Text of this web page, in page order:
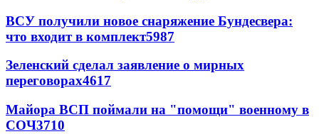
ВСУ получили новое снаряжение Бундесвера:
что входит в комплект5987
Зеленский сделал заявление о мирных
переговорах4617
Майора ВСП поймали на "помощи" военному в
СОЧ3710